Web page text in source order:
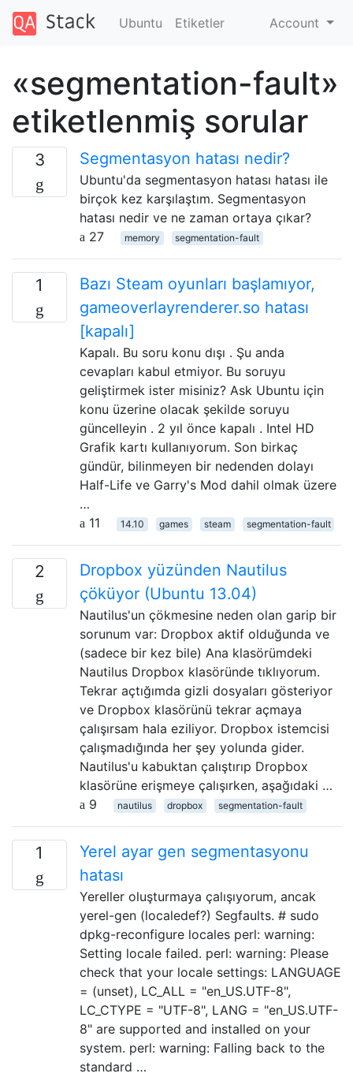
Ubuntu Etiketler Account
«segmentation-fault»
etiketlenmiş sorular
3 Segmentasyon hatası nedir?
Ubuntu'da segmentasyon hatası hatası ile
birçok kez karşılaştım. Segmentasyon
hatası nedir ve ne zaman ortaya çıkar?
27
memory segmentation-fault
1
Bazı Steam oyunları başlamıyor,
gameoverlayrenderer.so hatası
[kapalı]
Kapalı. Bu soru konu dışı . Şu anda
cevapları kabul etmiyor. Bu soruyu
geliştirmek ister misiniz? Ask Ubuntu için
konu üzerine olacak şekilde soruyu
güncelleyin . 2 yıl önce kapalı . Intel HD
Grafik kartı kullanıyorum. Son birkaç
gündür, bilinmeyen bir nedenden dolayı
Half-Life ve Garry's Mod dahil olmak üzere
…
11
14.10 games steam segmentation-fault
2
Dropbox yüzünden Nautilus
çöküyor (Ubuntu 13.04)
Nautilus'un çökmesine neden olan garip bir
sorunum var: Dropbox aktif olduğunda ve
(sadece bir kez bile) Ana klasörümdeki
Nautilus Dropbox klasöründe tıklıyorum.
Tekrar açtığımda gizli dosyaları gösteriyor
ve Dropbox klasörünü tekrar açmaya
çalışırsam hala eziliyor. Dropbox istemcisi
çalışmadığında her şey yolunda gider.
Nautilus'u kabuktan çalıştırıp Dropbox
klasörüne erişmeye çalışırken, aşağıdaki …
9
nautilus dropbox segmentation-fault
1
Yerel ayar gen segmentasyonu
hatası
Yereller oluşturmaya çalışıyorum, ancak
yerel-gen (localedef?) Segfaults. # sudo
dpkg-reconfigure locales perl: warning:
Setting locale failed. perl: warning: Please
check that your locale settings: LANGUAGE
= (unset), LC_ALL = "en_US.UTF-8",
LC_CTYPE = "UTF-8", LANG = "en_US.UTF-
8" are supported and installed on your
system. perl: warning: Falling back to the
standard …